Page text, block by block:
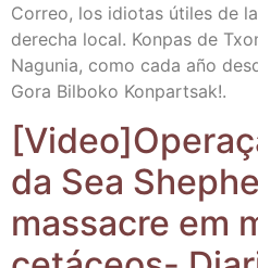
Correo, los idio­tas úti­les de
dere­cha local. Kon­pas de
Nagu­nia, como cada año
Gora Bil­bo­ko Konpartsak!.
da Sea
mas­sa­cre em